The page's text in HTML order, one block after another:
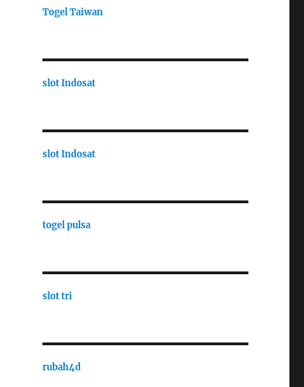
Togel Taiwan
slot Indosat
slot Indosat
togel pulsa
slot tri
rubah4d